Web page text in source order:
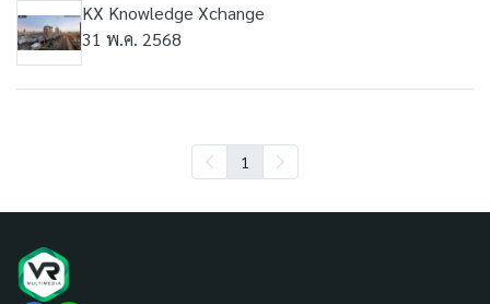
KX Knowledge Xchange
31 พ.ค. 2568
1